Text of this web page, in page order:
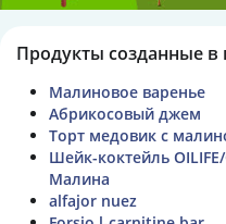
Продукты созданные
Малиновое варенье
Абрикосовый джем
Торт медовик с
Шейк-коктейль
Малина
alfajor nuez